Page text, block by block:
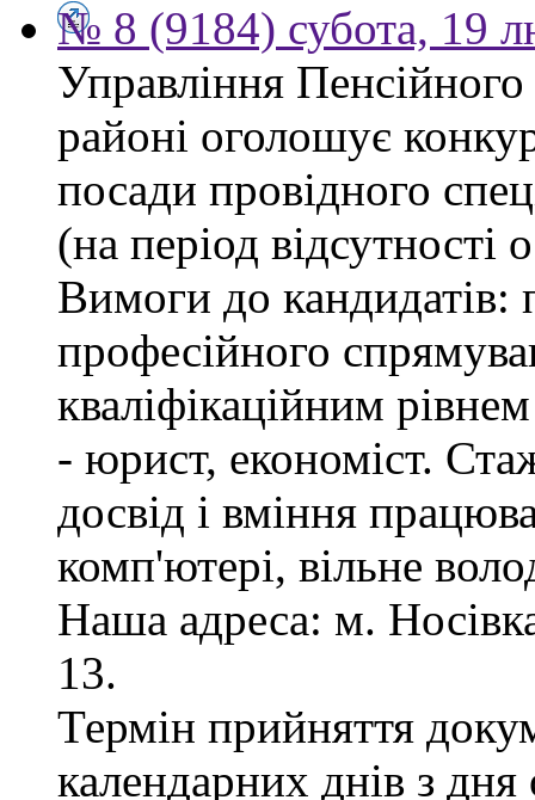
№ 8 (9184) субота, 19
Управління
районі оголошує
посади провідного
(на період відсутності
Вимоги до кандидатів:
професійного
кваліфікаційним
- юрист, економіст.
досвід і вміння
комп'ютері, вільне
Наша адреса: м.
13.
Термін прийняття
календарних днів з